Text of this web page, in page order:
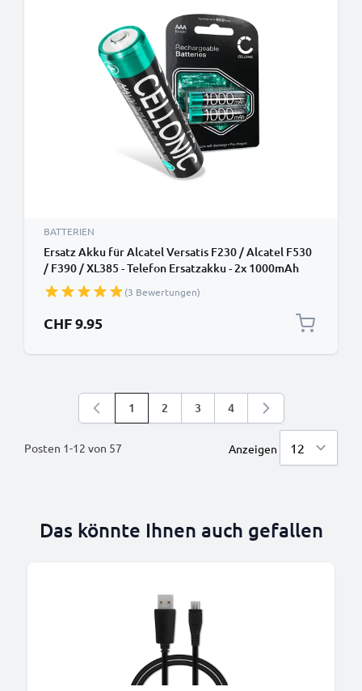
BATTERIEN
Ersatz Akku für Alcatel Versatis F230 / Alcatel F530
/ F390 / XL385 - Telefon Ersatzakku - 2x 1000mAh
AAA Telefonakku, wiederaufladbare Batterie
(3 Bewertungen)
CHF 9.95
Posten 1-12 von 57
Sie lesen gerade die Seite
1 Seite
2 Seite
3 Seite
4
Anzeigen
Das könnte Ihnen auch gefallen